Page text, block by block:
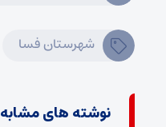
شهرستان فسا
نوشته های مشابه